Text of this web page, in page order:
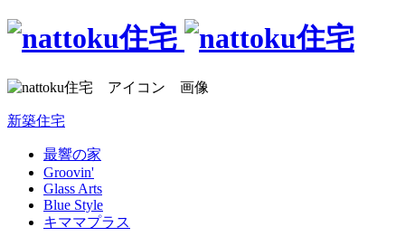
新築住宅
最響の家
Groovin'
Glass Arts
Blue Style
キママプラス